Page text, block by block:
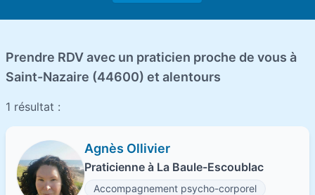
Prendre RDV avec un praticien proche de vous à
Saint-Nazaire (44600) et alentours
1 résultat :
Agnès Ollivier
Praticienne à La Baule-Escoublac
Accompagnement psycho-corporel